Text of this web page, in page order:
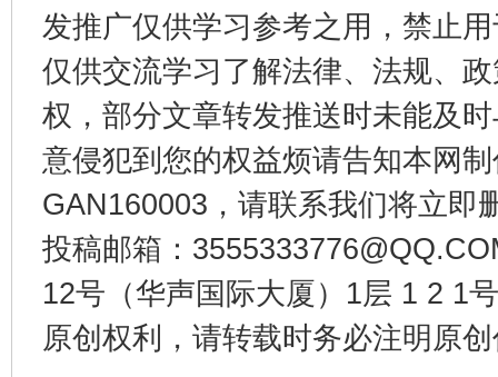
发推广仅供学习参考之用，禁止
仅供交流学习了解法律、法规、
权，部分文章转发推送时未能及
意侵犯到您的权益烦请告知本网
GAN160003，请联系我们将立即
投稿邮箱：
12号（华声国际大厦）1层 1 2 1
原创权利，请转载时务必注明原
东山县通报“牛蛙产品抗生素超标问题”
千年窑火 生生不息 一